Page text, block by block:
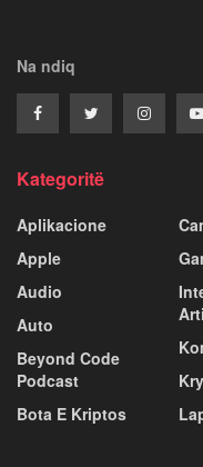
Na ndiq
Kategoritë
Aplikacione
Apple
Audio
Auto
Beyond Code
Podcast
Bota E Kriptos